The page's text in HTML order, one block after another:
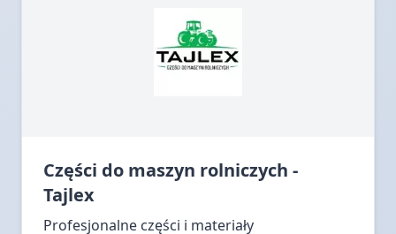
Części do maszyn rolniczych -
Tajlex
Profesjonalne części i materiały